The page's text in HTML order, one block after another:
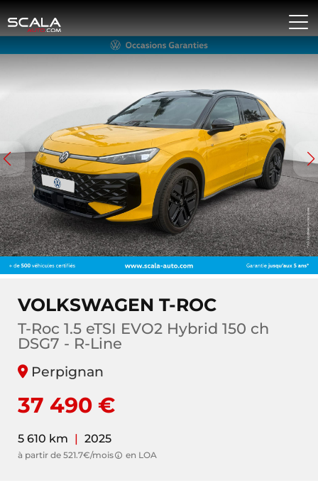
VOLKSWAGEN T-ROC
T-Roc 1.5 eTSI EVO2 Hybrid 150 ch
DSG7 - R-Line
Perpignan
37 490 €
5 610 km | 2025
à partir de 521.7€/mois en LOA